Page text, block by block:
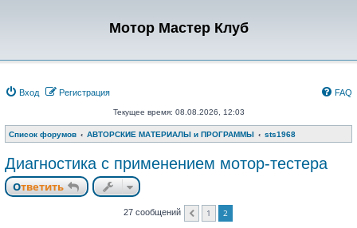
Мотор Мастер Клуб
Вход Регистрация FAQ
Текущее время: 08.08.2026, 12:03
Список форумов АВТОРСКИЕ МАТЕРИАЛЫ и ПРОГРАММЫ sts1968
Диагностика с применением мотор-тестера
Ответить
27 сообщений Пред.
1 2